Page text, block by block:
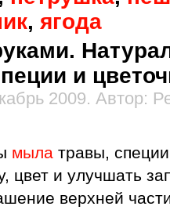
, ягода
и
2009. Автор:
мыла травы,
цвет и улучшать
верхней